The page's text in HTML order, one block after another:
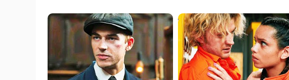
Блеф — Русский трейлер (Субтитры, 4К,
2026)
Мстители 5: Доктор Дум «Тор» —
Русский тизер #2 (Дубляж, 2026)